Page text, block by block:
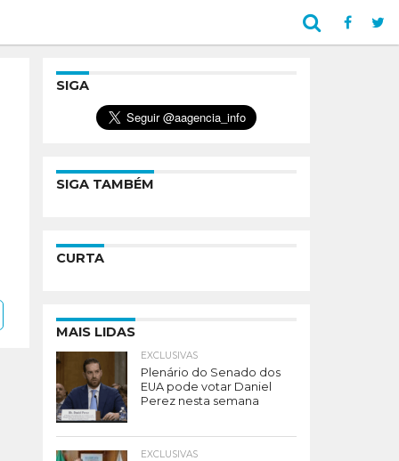
SIGA
SIGA TAMBÉM
CURTA
MAIS LIDAS
EXCLUSIVAS
Plenário do Senado dos
EUA pode votar Daniel
Perez nesta semana
EXCLUSIVAS